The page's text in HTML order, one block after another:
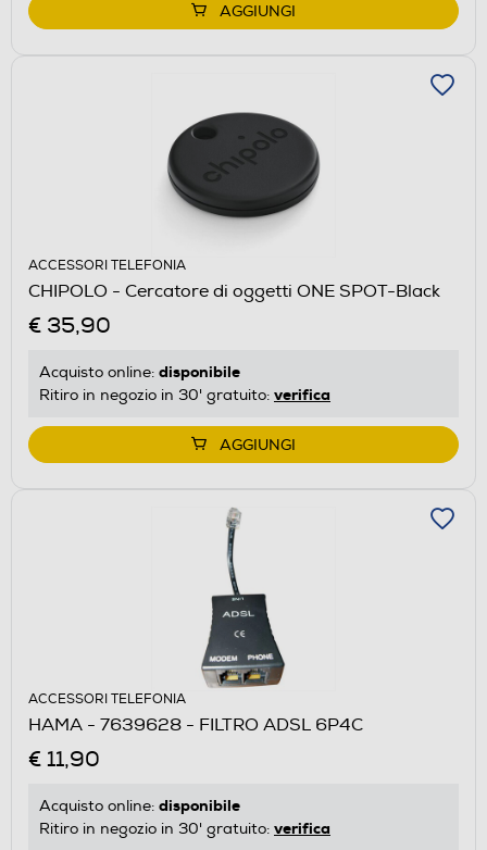
AGGIUNGI
ACCESSORI TELEFONIA
CHIPOLO - Cercatore di oggetti ONE SPOT-Black
€ 35,90
Acquisto online: disponibile
Ritiro in negozio in 30' gratuito: verifica
AGGIUNGI
ACCESSORI TELEFONIA
HAMA - 7639628 - FILTRO ADSL 6P4C
€ 11,90
Acquisto online: disponibile
Ritiro in negozio in 30' gratuito: verifica